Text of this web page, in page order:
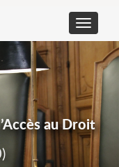
au Droit